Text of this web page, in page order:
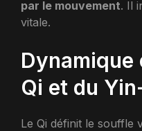
par le mouvement. Il
vitale.
Dynamique
Qi et du
Le Qi définit le souffle